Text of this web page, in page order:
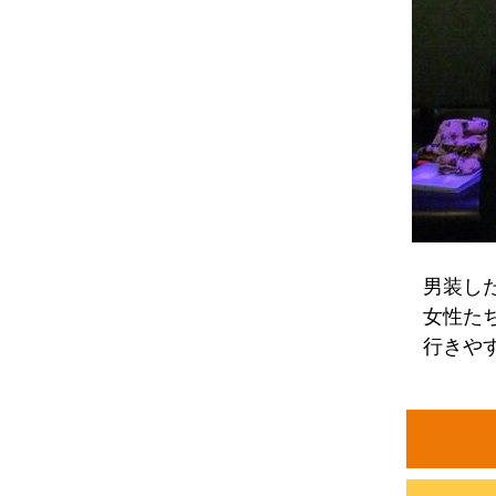
男装し
女性た
行きや